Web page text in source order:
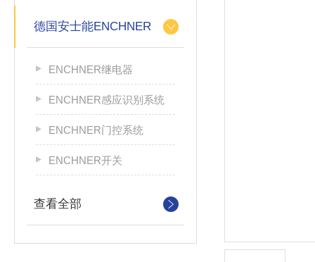
德国安士能ENCHNER
ENCHNER继电器
ENCHNER感应识别系统
ENCHNER门控系统
ENCHNER开关
查看全部